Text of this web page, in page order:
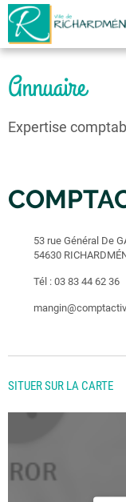
Annuaire
Expertise
53 rue Général De
54630
Tél : 03 83 44 62 36
SITUER SUR LA CARTE